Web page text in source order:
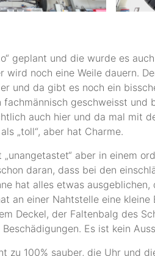
geplant und die wurde es
wird noch eine Weile dauern.
und da gibt es noch ein
fachmännisch geschweisst und
auch hier und da mal mit
„toll“, aber hat Charme.
aber in einem
daran, dass bei den
hat alles etwas
an einer Nahtstelle eine
Deckel, der Faltenbalg des
Beschädigungen. Es ist kein
zu 100% sauber, die Uhr und